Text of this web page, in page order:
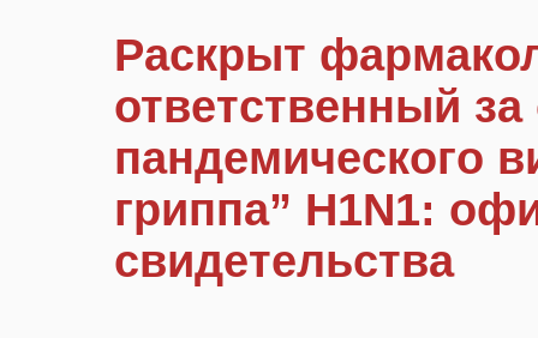
Раскрыт
ответственный за
пандемического
гриппа” H1N1:
свидетельства